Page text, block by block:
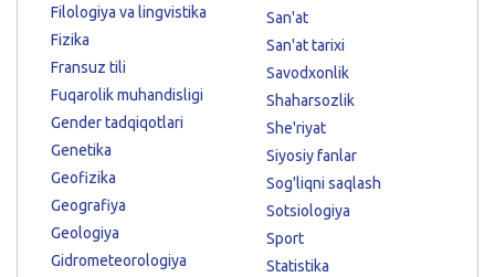
Filologiya va lingvistika
Fizika
Fransuz tili
Fuqarolik muhandisligi
Gender tadqiqotlari
Genetika
Geofizika
Geografiya
Geologiya
Gidrometeorologiya
San'at
San'at tarixi
Savodxonlik
Shaharsozlik
She'riyat
Siyosiy fanlar
Sog'liqni saqlash
Sotsiologiya
Sport
Statistika